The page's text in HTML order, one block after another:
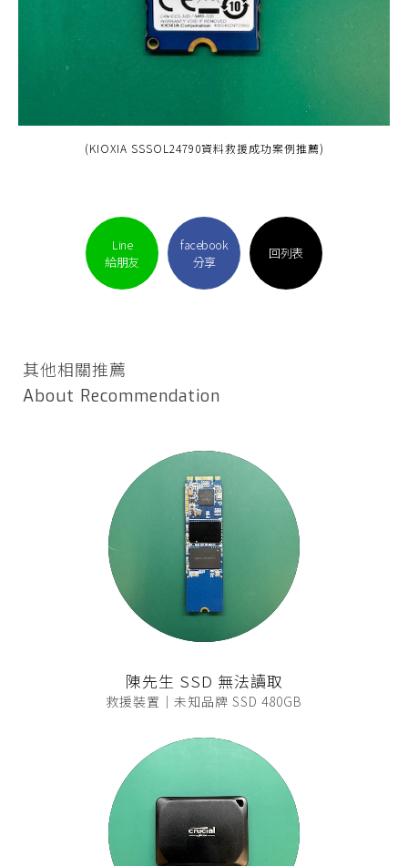
(KIOXIA SSSOL24790資料救援成功案例推薦)
Line
給朋友
facebook
分享
回列表
其他相關推薦
About Recommendation
陳先生 SSD 無法讀取
救援裝置｜未知品牌 SSD 480GB